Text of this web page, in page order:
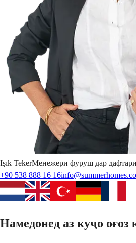
Işık TekerМенежери фурӯш дар
+90 538 888 16 16
Намедонед аз куҷо оғоз